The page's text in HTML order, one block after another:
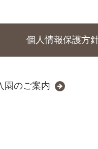
個人情報保護方
園のご案内